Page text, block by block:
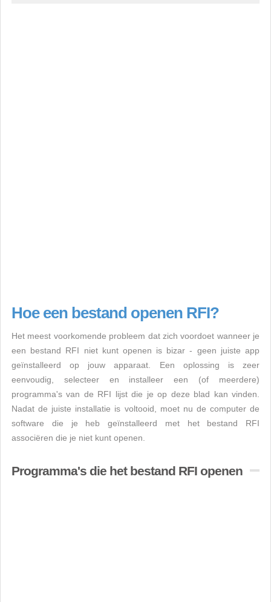
Hoe een bestand openen RFI?
Het meest voorkomende probleem dat zich voordoet wanneer je
een bestand RFI niet kunt openen is bizar - geen juiste app
geïnstalleerd op jouw apparaat. Een oplossing is zeer
eenvoudig, selecteer en installeer een (of meerdere)
programma's van de RFI lijst die je op deze blad kan vinden.
Nadat de juiste installatie is voltooid, moet nu de computer de
software die je heb geïnstalleerd met het bestand RFI
associëren die je niet kunt openen.
Programma's die het bestand RFI openen